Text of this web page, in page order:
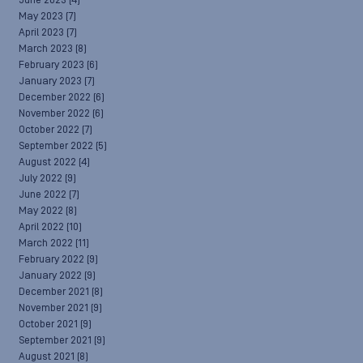
May 2023 (7)
April 2023 (7)
March 2023 (8)
February 2023 (6)
January 2023 (7)
December 2022 (6)
November 2022 (6)
October 2022 (7)
September 2022 (5)
August 2022 (4)
July 2022 (9)
June 2022 (7)
May 2022 (8)
April 2022 (10)
March 2022 (11)
February 2022 (9)
January 2022 (9)
December 2021 (8)
November 2021 (9)
October 2021 (9)
September 2021 (9)
August 2021 (8)